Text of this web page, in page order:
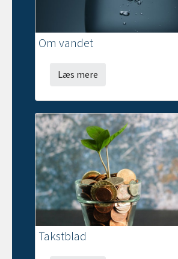
Om vandet
Læs mere
Takstblad